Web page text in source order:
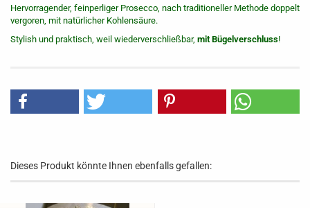
Hervorragender, feinperliger Prosecco, nach traditioneller Methode doppelt
vergoren, mit natürlicher Kohlensäure.
Stylish und praktisch, weil wiederverschließbar, mit Bügelverschluss!
Dieses Produkt könnte Ihnen ebenfalls gefallen: